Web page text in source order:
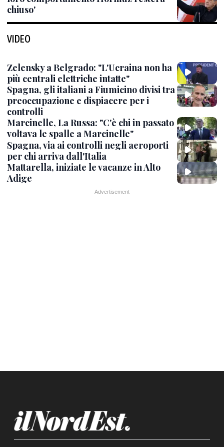
chiuso'
VIDEO
Zelensky a Belgrado: "L'Ucraina non ha
più centrali elettriche intatte"
Spagna, gli italiani a Fiumicino divisi tra
preoccupazione e dispiacere per i
controlli
Marcinelle, La Russa: "C'è chi in passato
voltava le spalle a Marcinelle"
Spagna, via ai controlli negli aeroporti
per chi arriva dall'Italia
Mattarella, iniziate le vacanze in Alto
Adige